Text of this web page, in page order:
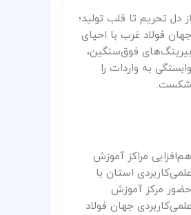
از دل تحریم تا قلب تولید؛
جهان فولاد غرب با احیای
بیرینگ‌های فوق‌سنگین،
وابستگی به واردات را
شکست.
هم‌افزایی مراکز آموزش
علمی‌کاربردی استان با
حضور مرکز آموزش
علمی‌کاربردی جهان فولاد